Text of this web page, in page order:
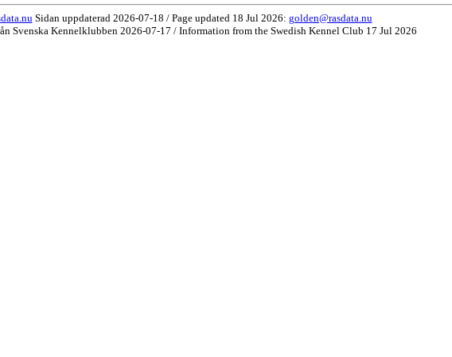
Sidan uppdaterad 2026-07-18 / Page updated 18 Jul 2026: golden@rasdata.nu
Svenska Kennelklubben 2026-07-17 / Information from the Swedish Kennel Club 17 Jul 2026